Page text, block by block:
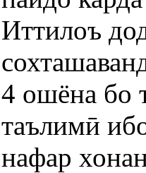
Иттилоъ
4 ошёна бо
таълимӣ
нафар